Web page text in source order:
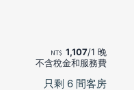
1,107/1 晚
不含稅金和服務費
只剩 6 間客房